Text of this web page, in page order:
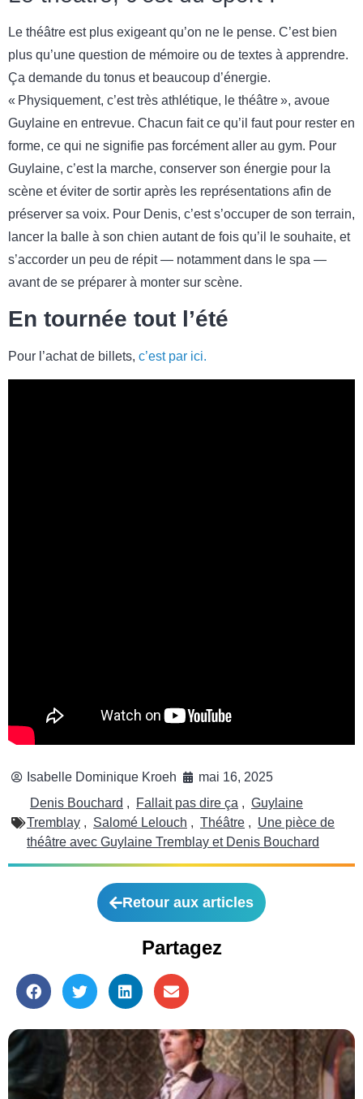
Le théâtre est plus exigeant qu’on ne le pense. C’est bien
plus qu’une question de mémoire ou de textes à apprendre.
Ça demande du tonus et beaucoup d’énergie.
« Physiquement, c’est très athlétique, le théâtre », avoue
Guylaine en entrevue. Chacun fait ce qu’il faut pour rester en
forme, ce qui ne signifie pas forcément aller au gym. Pour
Guylaine, c’est la marche, conserver son énergie pour la
scène et éviter de sortir après les représentations afin de
préserver sa voix. Pour Denis, c’est s’occuper de son terrain,
lancer la balle à son chien autant de fois qu’il le souhaite, et
s’accorder un peu de répit — notamment dans le spa —
avant de se préparer à monter sur scène.
En tournée tout l’été
Pour l’achat de billets, c’est par ici.
Isabelle Dominique Kroeh
mai 16, 2025
Denis Bouchard , Fallait pas dire ça , Guylaine
Tremblay , Salomé Lelouch , Théâtre , Une pièce de
théâtre avec Guylaine Tremblay et Denis Bouchard
Retour aux articles
Partagez